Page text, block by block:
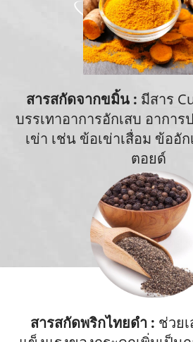
สารสกัดจากขมิ้น : มีสาร
บรรเทาอาการอักเสบ อากา
เข่า เช่น ข้อเข่าเสื่อม ข้ออัก
ตอยด์
สารสกัดพริกไทยดำ : ช่วย